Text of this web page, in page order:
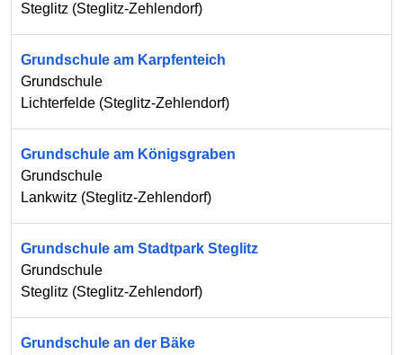
Steglitz (Steglitz-Zehlendorf)
Grundschule am Karpfenteich
Grundschule
Lichterfelde (Steglitz-Zehlendorf)
Grundschule am Königsgraben
Grundschule
Lankwitz (Steglitz-Zehlendorf)
Grundschule am Stadtpark Steglitz
Grundschule
Steglitz (Steglitz-Zehlendorf)
Grundschule an der Bäke